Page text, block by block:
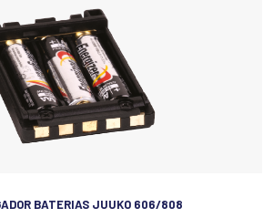
BATERIAS JUUKO 606/808